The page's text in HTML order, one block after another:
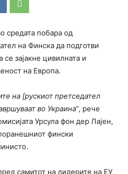
средата побара од
на Финска да подготви
се зајакне цивилната и
на Европа.
на [рускиот претседател
во Украина“, рече
Урсула фон дер Лајен,
фински
самитот на лидерите на ЕУ